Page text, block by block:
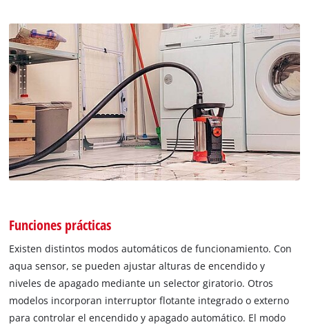
Funciones prácticas
Existen distintos modos automáticos de funcionamiento. Con
aqua sensor, se pueden ajustar alturas de encendido y
niveles de apagado mediante un selector giratorio. Otros
modelos incorporan interruptor flotante integrado o externo
para controlar el encendido y apagado automático. El modo